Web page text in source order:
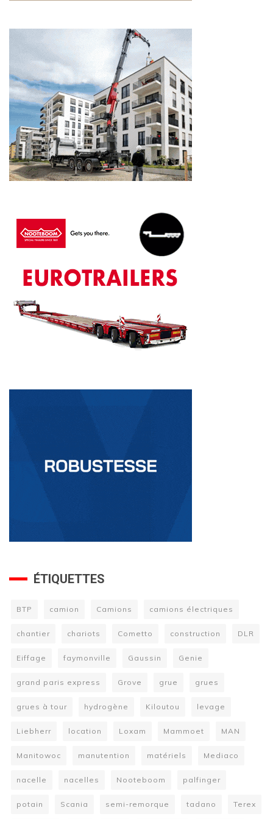
ÉTIQUETTES
BTP camion Camions camions électriques
chantier chariots Cometto construction DLR
Eiffage faymonville Gaussin Genie
grand paris express Grove grue grues
grues à tour hydrogène Kiloutou levage
Liebherr location Loxam Mammoet MAN
Manitowoc manutention matériels Mediaco
nacelle nacelles Nooteboom palfinger
potain Scania semi-remorque tadano Terex